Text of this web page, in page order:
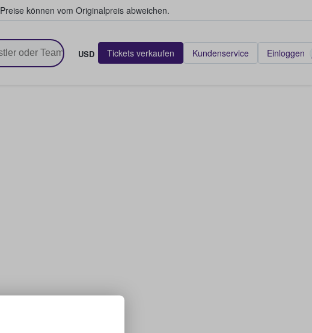
Preise können vom Originalpreis abweichen.
USD Tickets verkaufen Kundenservice Einloggen